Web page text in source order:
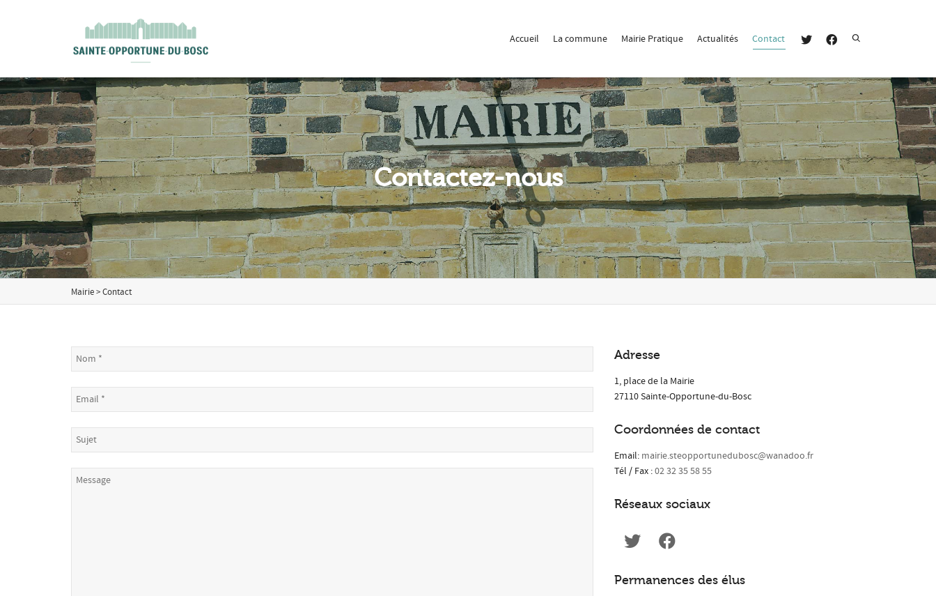
I'm looking forproduct Super Search
Accueil La commune Mairie Pratique Actualités Contact
Contactez-nous
Mairie>Contact
Adresse
1, place de la Mairie
27110 Sainte-Opportune-du-Bosc
Coordonnées de contact
Email: mairie.steopportunedubosc@wanadoo.fr
Tél / Fax :02 32 35 58 55
Réseaux sociaux
Permanences des élus